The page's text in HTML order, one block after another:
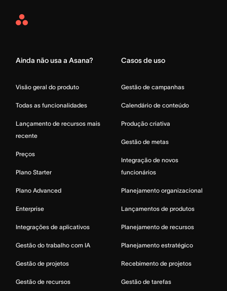
Asana
Ainda não usa a Asana?
Visão geral do produto
Todas as funcionalidades
Lançamento de recursos mais
recente
Preços
Plano Starter
Plano Advanced
Enterprise
Integrações de aplicativos
Gestão do trabalho com IA
Gestão de projetos
Gestão de recursos
Casos de uso
Gestão de campanhas
Calendário de conteúdo
Produção criativa
Gestão de metas
Integração de novos
funcionários
Planejamento organizacional
Lançamentos de produtos
Planejamento de recursos
Planejamento estratégico
Recebimento de projetos
Gestão de tarefas